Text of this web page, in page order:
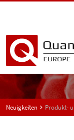
Neuigkeiten Produkt-